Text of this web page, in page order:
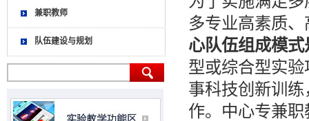
兼职教师
队伍建设与规划
多专业高素质
心队伍组成模式
型或综合型实
事科技创新训
作。中心专兼